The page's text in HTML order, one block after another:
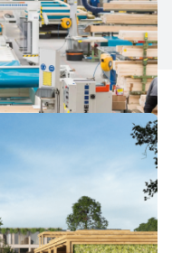
Duurzaamheid zit hier in
tot de pluktuin,